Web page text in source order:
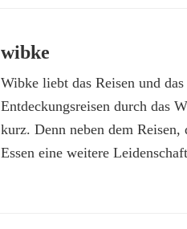
wibke
Wibke liebt das Reisen und
Entdeckungsreisen durch das
kurz. Denn neben dem
Essen eine weitere